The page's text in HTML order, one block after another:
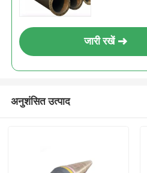
जारी रखें
अनुशंसित उत्पाद